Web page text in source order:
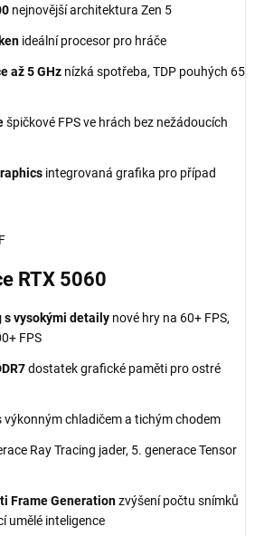
nejnovější architektura Zen 5
ideální procesor pro hráče
až 5 GHz nízká spotřeba, TDP pouhých 65
špičkové FPS ve hrách bez nežádoucích
integrovaná grafika pro případ
RTX 5060
s vysokými detaily nové hry na 60+ FPS,
FPS
dostatek grafické paměti pro ostré
výkonným chladičem a tichým chodem
Ray Tracing jader, 5. generace Tensor
Frame Generationzvýšení počtu snímků
umělé inteligence